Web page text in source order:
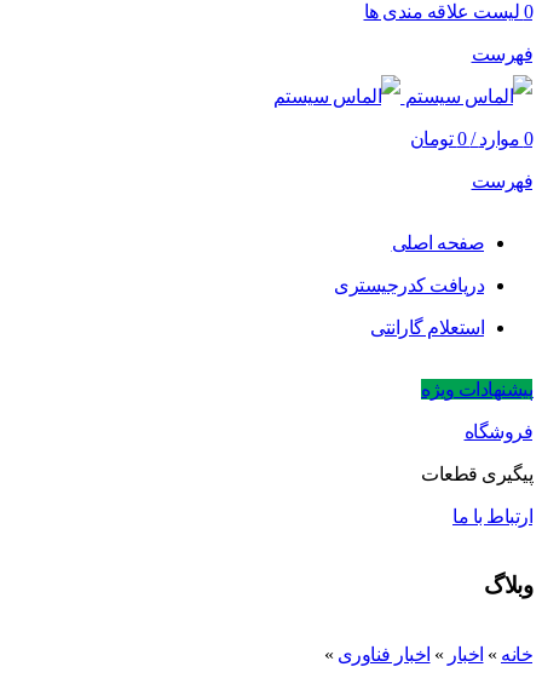
0 لیست علاقه مندی ها
فهرست
0 موارد /
0 تومان
فهرست
صفحه اصلی
دریافت کدرجیستری
استعلام گارانتی
پیشنهادات ویژه
فروشگاه
پیگیری قطعات
ارتباط با ما
وبلاگ
خانه » اخبار » اخبار فناوری »